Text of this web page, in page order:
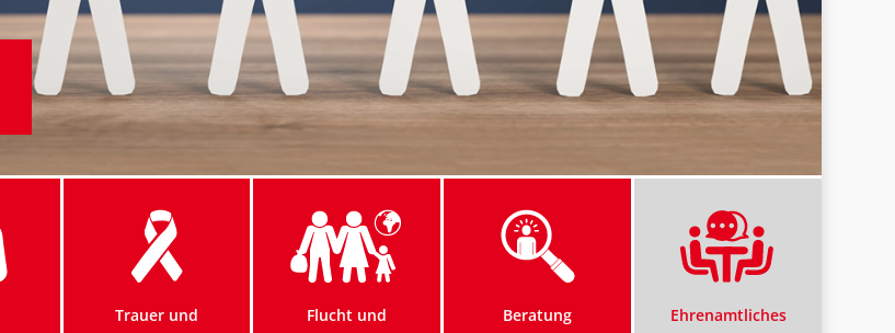
Trauer und
Flucht und
Beratung
Ehrenamtliches